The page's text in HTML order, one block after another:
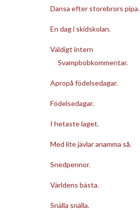
Dansa efter storebrors pipa.
En dag i skidskolan.
Väldigt intern
Svampbobkommentar.
Apropå födelsedagar.
Födelsedagar.
I hetaste laget.
Med lite jävlar anamma så.
Snedpennor.
Världens bästa.
Snälla snälla.